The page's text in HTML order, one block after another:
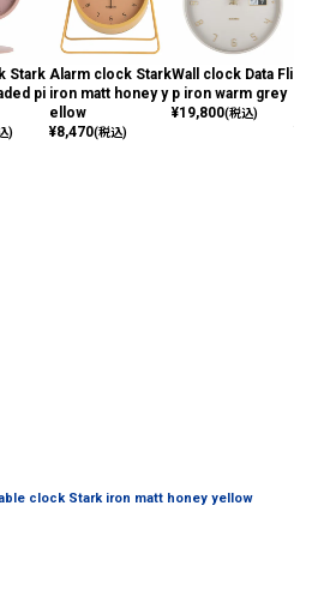
Stark
pi
)
Alarm clock Stark
iron matt honey y
ellow
¥8,470(税込)
Wall clock Data Fli
p iron warm grey
¥19,800(税込)
clock Stark iron matt honey yellow